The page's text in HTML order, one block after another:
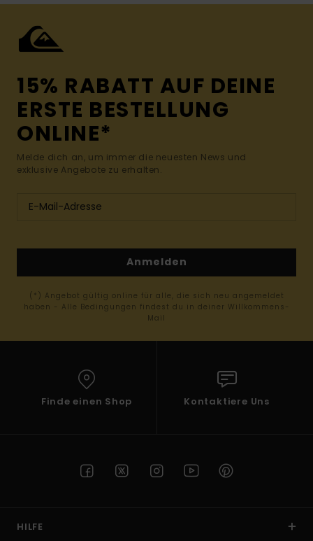
15% RABATT AUF DEINE
ERSTE BESTELLUNG
ONLINE*
Melde dich an, um immer die neuesten News und
exklusive Angebote zu erhalten.
Anmelden
(*) Angebot gültig online für alle, die sich neu angemeldet
haben - Alle Bedingungen findest du in deiner Willkommens-
Mail
Finde einen Shop Kontaktiere Uns
HILFE